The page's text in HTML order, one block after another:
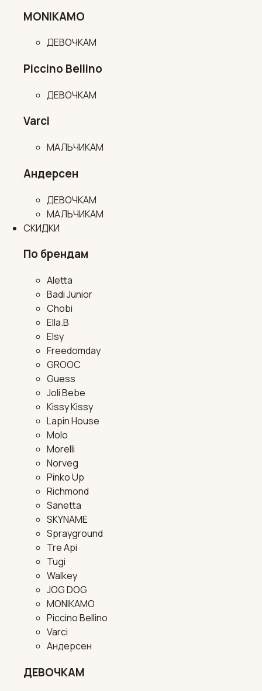
MONIKAMO
ДЕВОЧКАМ
Piccino Bellino
ДЕВОЧКАМ
Varci
МАЛЬЧИКАМ
Андерсен
ДЕВОЧКАМ
МАЛЬЧИКАМ
СКИДКИ
По брендам
Aletta
Badi Junior
Chobi
Ella.B
Elsy
Freedomday
GROOC
Guess
Joli Bebe
Kissy Kissy
Lapin House
Molo
Morelli
Norveg
Pinko Up
Richmond
Sanetta
SKYNAME
Sprayground
Tre Api
Tugi
Walkey
JOG DOG
MONIKAMO
Piccino Bellino
Varci
Андерсен
ДЕВОЧКАМ